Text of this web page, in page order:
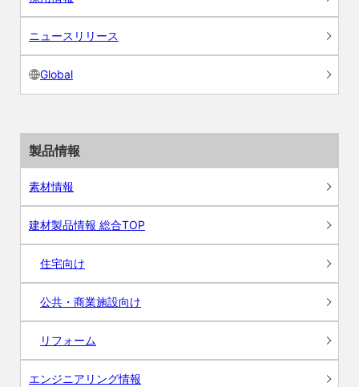
ニュースリリース
Global
製品情報
素材情報
建材製品情報 総合TOP
住宅向け
公共・商業施設向け
リフォーム
エンジニアリング情報